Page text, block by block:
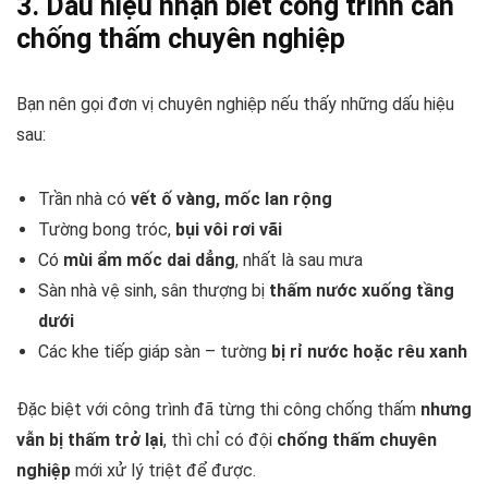
chống thấm chuyên nghiệp
Bạn nên gọi đơn vị chuyên nghiệp nếu thấy những dấu hiệu
sau:
Trần nhà có vết ố vàng, mốc lan rộng
Tường bong tróc, bụi vôi rơi vãi
Có mùi ẩm mốc dai dẳng, nhất là sau mưa
Sàn nhà vệ sinh, sân thượng bị thấm nước xuống tầng
dưới
Các khe tiếp giáp sàn – tường bị rỉ nước hoặc rêu xanh
Đặc biệt với công trình đã từng thi công chống thấm nhưng
vẫn bị thấm trở lại, thì chỉ có đội chống thấm chuyên
nghiệp mới xử lý triệt để được.